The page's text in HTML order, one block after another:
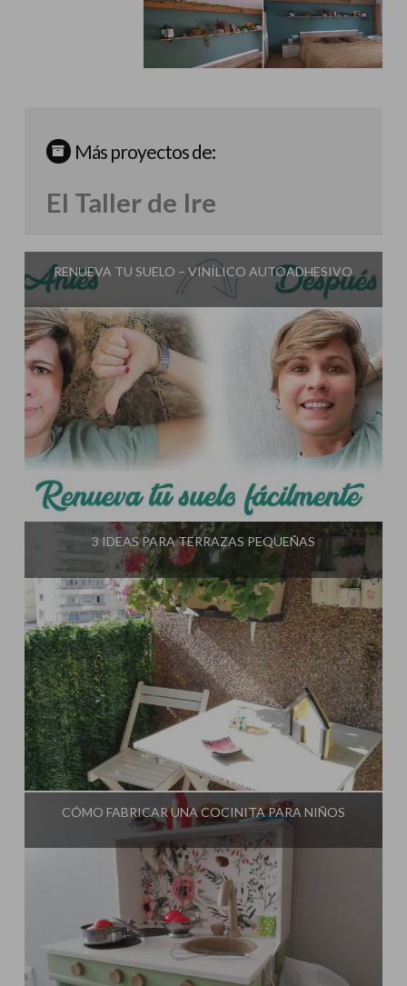
Más proyectos de:
El Taller de Ire
RENUEVA TU SUELO – VINÍLICO AUTOADHESIVO
Influencer:El Taller de Ire
3 IDEAS PARA TERRAZAS PEQUEÑAS
Influencer:El Taller de Ire
CÓMO FABRICAR UNA COCINITA PARA NIÑOS